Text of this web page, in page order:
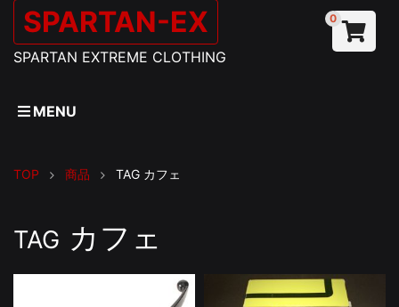
SPARTAN-EX
SPARTAN EXTREME CLOTHING
0
MENU
TOP 商品 TAG カフェ
TAG カフェ